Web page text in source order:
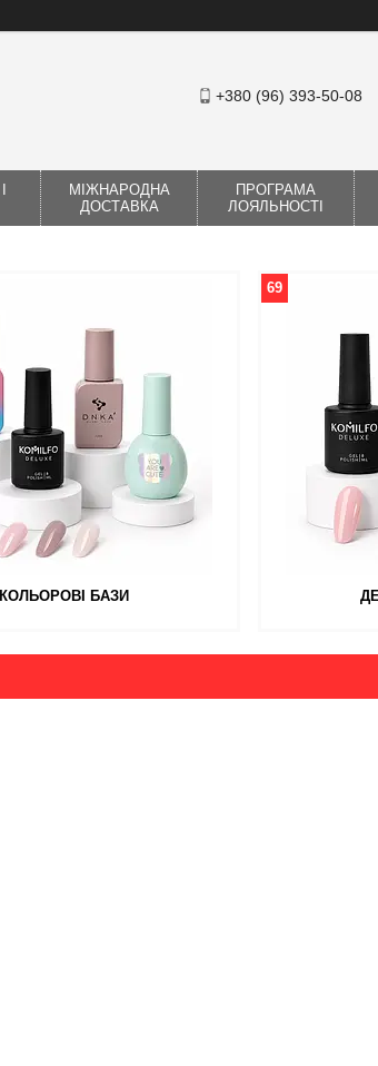
+380 (96) 393-50-08
МІЖНАРОДНА
ДОСТАВКА
ПРОГРАМА
ЛОЯЛЬНОСТІ
КОЛЬОРОВІ БАЗИ
69